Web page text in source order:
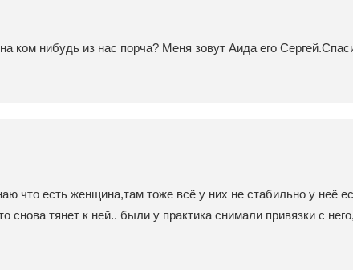
ком нибудь из нас порча? Меня зовут Аида его
есть женщина,там тоже всё у них не стабильно у неё
снова тянет к ней.. были у практика снимали привязки с